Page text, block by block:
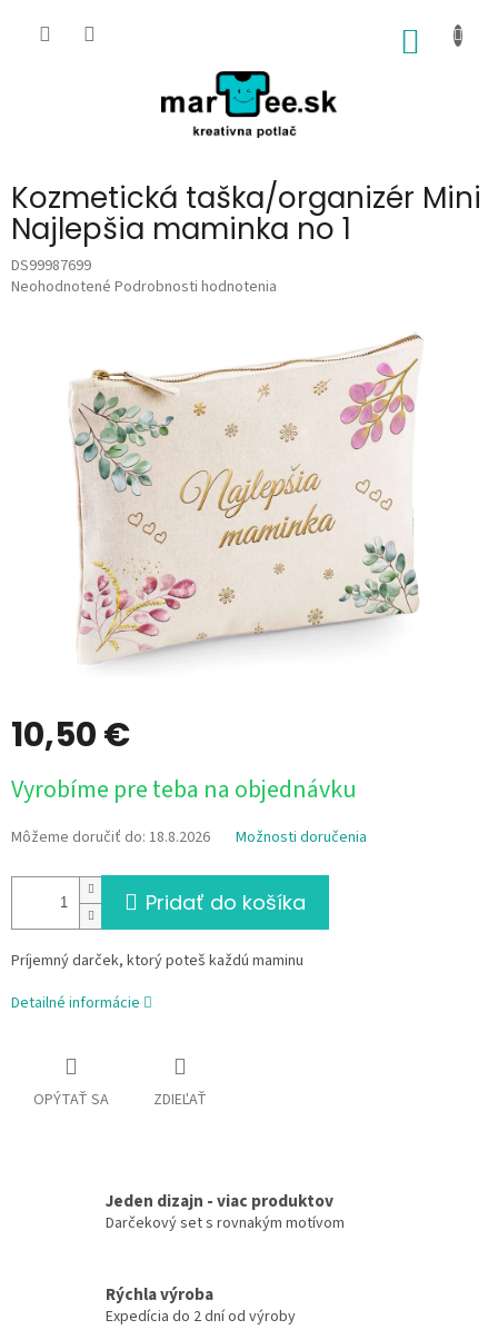
Kozmetická taška/organizér Mini
Najlepšia maminka no 1
DS99987699
Priemerné
hviezdičiek.
Neohodnotené Podrobnosti hodnotenia
10,50 €
cena:
Vyrobíme pre teba na objednávku
Môžeme doručiť do: 18.8.2026 Možnosti doručenia
Pridať do košíka
Príjemný darček, ktorý poteš každú maminu
Detailné informácie
OPÝTAŤ SA ZDIEĽAŤ
Jeden dizajn - viac produktov
Darčekový set s rovnakým motívom
Rýchla výroba
Expedícia do 2 dní od výroby